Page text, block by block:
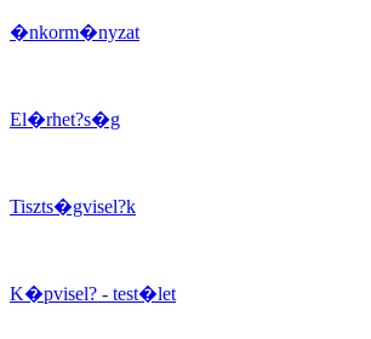
�nkorm�nyzat
El�rhet?s�g
Tiszts�gvisel?k
K�pvisel? - test�let